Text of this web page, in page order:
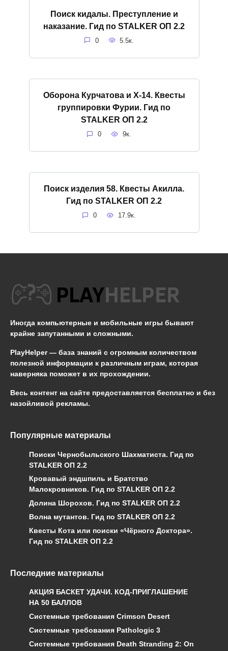
Поиск кидалы. Преступление и
наказание. Гид по STALKER ОП 2.2
0 5.5к.
Оборона Курчатова и X-14. Квесты
группировки Фурии. Гид по
STALKER ОП 2.2
0 9к.
Поиск изделия 58. Квесты Акилла.
Гид по STALKER ОП 2.2
0 17.9к.
Иногда компьютерные и мобильные игры бывают
крайне запутанными и сложными.
PlayHelper — база знаний с огромным количеством
полезной информации к различным играм, которая
наверняка поможет в их прохождении.
Весь контент на сайте предоставляется бесплатно и без
назойливой рекламы.
Популярные материалы
Поиски Чернобыльского Шахматиста. Гид по
STALKER ОП 2.2
Кровавый эндшпиль и Братство
Малокровников. Гид по STALKER ОП 2.2
Долина Шорохов. Гид по STALKER ОП 2.2
Волна мутантов. Гид по STALKER ОП 2.2
Квесты Кота или поиски «Чёрного Доктора».
Гид по STALKER ОП 2.2
Последние материалы
АКЦИЯ БАСКЕТ УДАЧИ. КОД-ПРИГЛАШЕНИЕ
НА 50 БАЛЛОВ
Системные требования Crimson Desert
Системные требования Pathologic 3
Системные требования Death Stranding 2: On